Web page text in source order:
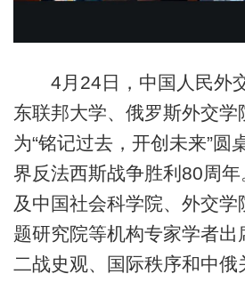
4月24日，中国人民外
东联邦大学、俄罗斯外交学
为“铭记过去，开创未来”圆
界反法西斯战争胜利80周
及中国社会科学院、外交学
题研究院等机构专家学者出
二战史观、国际秩序和中俄